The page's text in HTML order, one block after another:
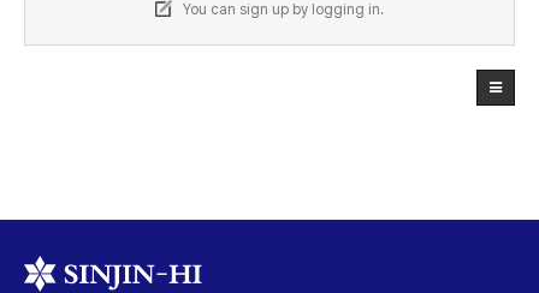
You can sign up by logging in.